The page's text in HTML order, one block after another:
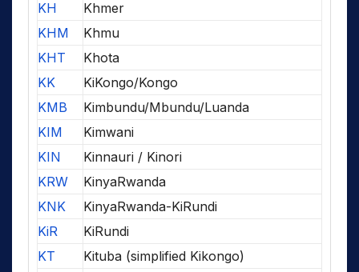
KH
Khmer
KHM
Khmu
KHT
Khota
KK
KiKongo/Kongo
KMB
Kimbundu/Mbundu/Luanda
KIM
Kimwani
KIN
Kinnauri / Kinori
KRW
KinyaRwanda
KNK
KinyaRwanda-KiRundi
KiR
KiRundi
KT
Kituba (simplified Kikongo)